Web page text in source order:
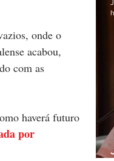
onde o
acabou,
com as
haverá futuro
por